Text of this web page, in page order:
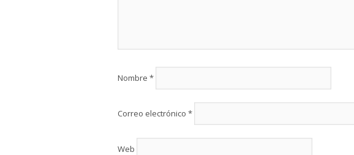
Nombre *
Correo electrónico *
Web